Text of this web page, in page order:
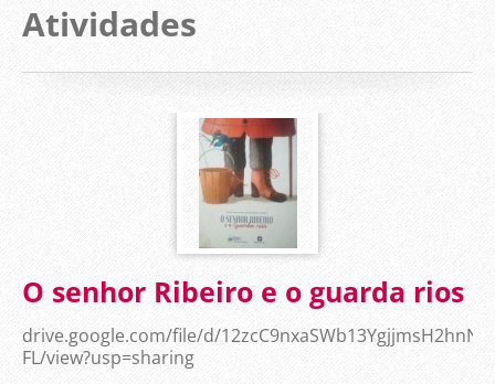
Atividades
O senhor Ribeiro e o guarda rios
drive.google.com/file/d/
FL/view?usp=sharing